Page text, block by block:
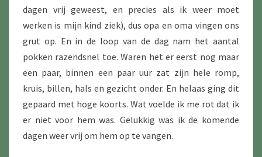
dagen vrij geweest, en precies als ik weer moet
werken is mijn kind ziek), dus opa en oma vingen ons
grut op. En in de loop van de dag nam het aantal
pokken razendsnel toe. Waren het er eerst nog maar
een paar, binnen een paar uur zat zijn hele romp,
kruis, billen, hals en gezicht onder. En helaas ging dit
gepaard met hoge koorts. Wat voelde ik me rot dat ik
er niet voor hem was. Gelukkig was ik de komende
dagen weer vrij om hem op te vangen.